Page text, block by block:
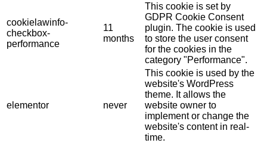
cookielawinfo-
checkbox-
performance
11
months
This cookie is set by
GDPR Cookie Consent
plugin. The cookie is used
to store the user consent
for the cookies in the
category "Performance".
elementor never
This cookie is used by the
website's WordPress
theme. It allows the
website owner to
implement or change the
website's content in real-
time.